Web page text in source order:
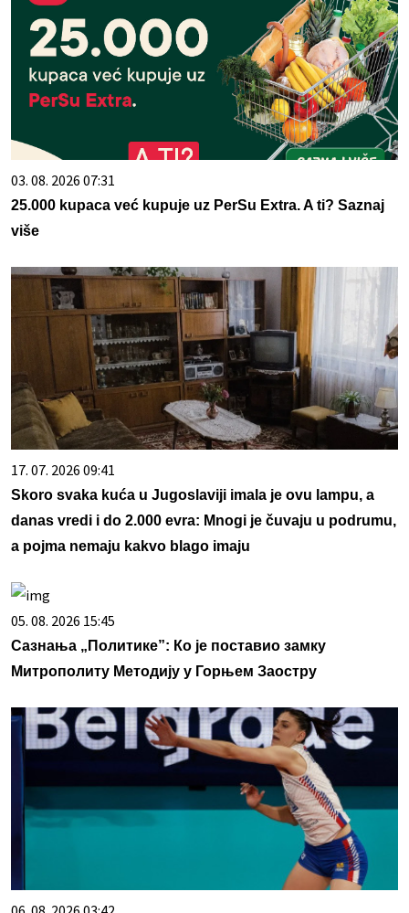
03. 08. 2026 07:31
25.000 kupaca već kupuje uz PerSu Extra. A ti? Saznaj
više
17. 07. 2026 09:41
Skoro svaka kuća u Jugoslaviji imala je ovu lampu, a
danas vredi i do 2.000 evra: Mnogi je čuvaju u podrumu,
a pojma nemaju kakvo blago imaju
05. 08. 2026 15:45
Сазнања „Политике”: Ко је поставио замку
Митрополиту Методију у Горњем Заостру